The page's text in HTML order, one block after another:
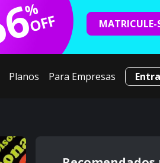
%
OFF MATRICULE-
Planos Para Empresas